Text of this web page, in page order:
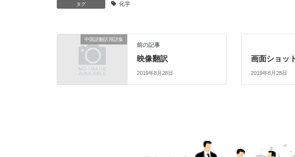
タグ 化学
中国語翻訳用語集
前の記事
映像翻訳
2019年8月28日
画面ショッ
2019年8月28日